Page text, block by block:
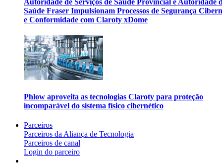
Autoridade de Serviços de Saúde Provincial e Autoridade
Saúde Fraser Impulsionam Processos de Segurança
e Conformidade com Claroty xDome
Phlow aproveita as tecnologias Claroty para proteção
incomparável do sistema físico cibernético
Parceiros
Parceiros da Aliança de Tecnologia
Parceiros de canal
Login do parceiro